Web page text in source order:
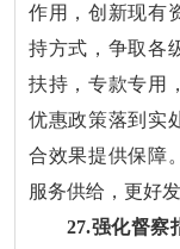
作用，创新现有
持方式，争取各
扶持，专款专用
优惠政策落到实
合效果提供保障
服务供给，更好
27.强化督察